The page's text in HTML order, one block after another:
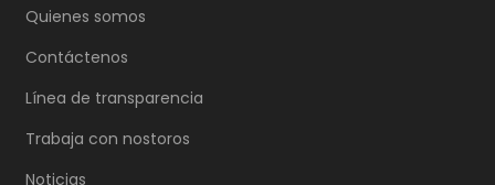
Quienes somos
Contáctenos
Línea de transparencia
Trabaja con nostoros
Noticias